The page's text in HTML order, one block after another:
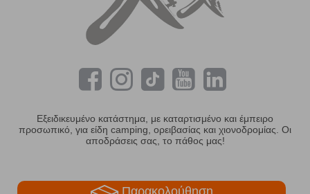
Εξειδικευμένο κατάστημα, με καταρτισμένο και έμπειρο
προσωπικό, για είδη camping, ορειβασίας και χιονοδρομίας. Οι
αποδράσεις σας, το πάθος μας!
Παρακολούθηση